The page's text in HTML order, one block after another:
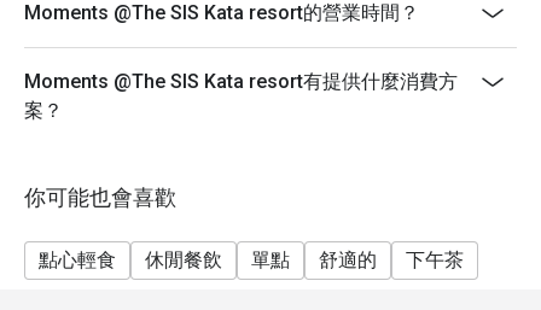
Moments @The SIS Kata resort的營業時間？
Moments @The SIS Kata resort有提供什麼消費方
案？
你可能也會喜歡
點心輕食 休閒餐飲 單點 舒適的 下午茶